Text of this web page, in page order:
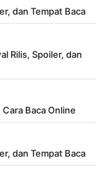
dan Tempat Baca
Rilis, Spoiler, dan
Baca Online
dan Tempat Baca